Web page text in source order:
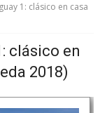
1: clásico en casa
clásico en
2018)